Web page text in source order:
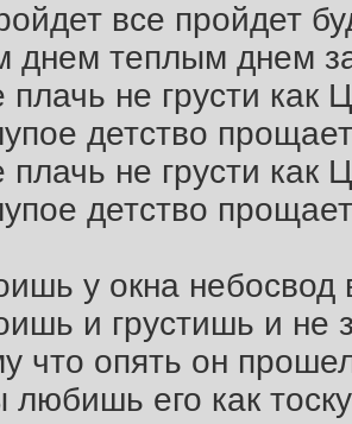
все пройдет
днем теплым днем
плачь не грусти как
детство
плачь не грусти как
детство
у окна небосвод
и грустишь и не
что опять он
любишь его как